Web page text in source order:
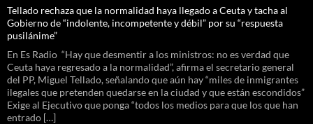
Tellado rechaza que la normalidad haya llegado a Ceuta y tacha al
Gobierno de “indolente, incompetente y débil” por su “respuesta
pusilánime”
En Es Radio “Hay que desmentir a los ministros: no es verdad que
Ceuta haya regresado a la normalidad”, afirma el secretario general
del PP, Miguel Tellado, señalando que aún hay “miles de inmigrantes
ilegales que pretenden quedarse en la ciudad y que están escondidos”
Exige al Ejecutivo que ponga “todos los medios para que los que han
entrado […]